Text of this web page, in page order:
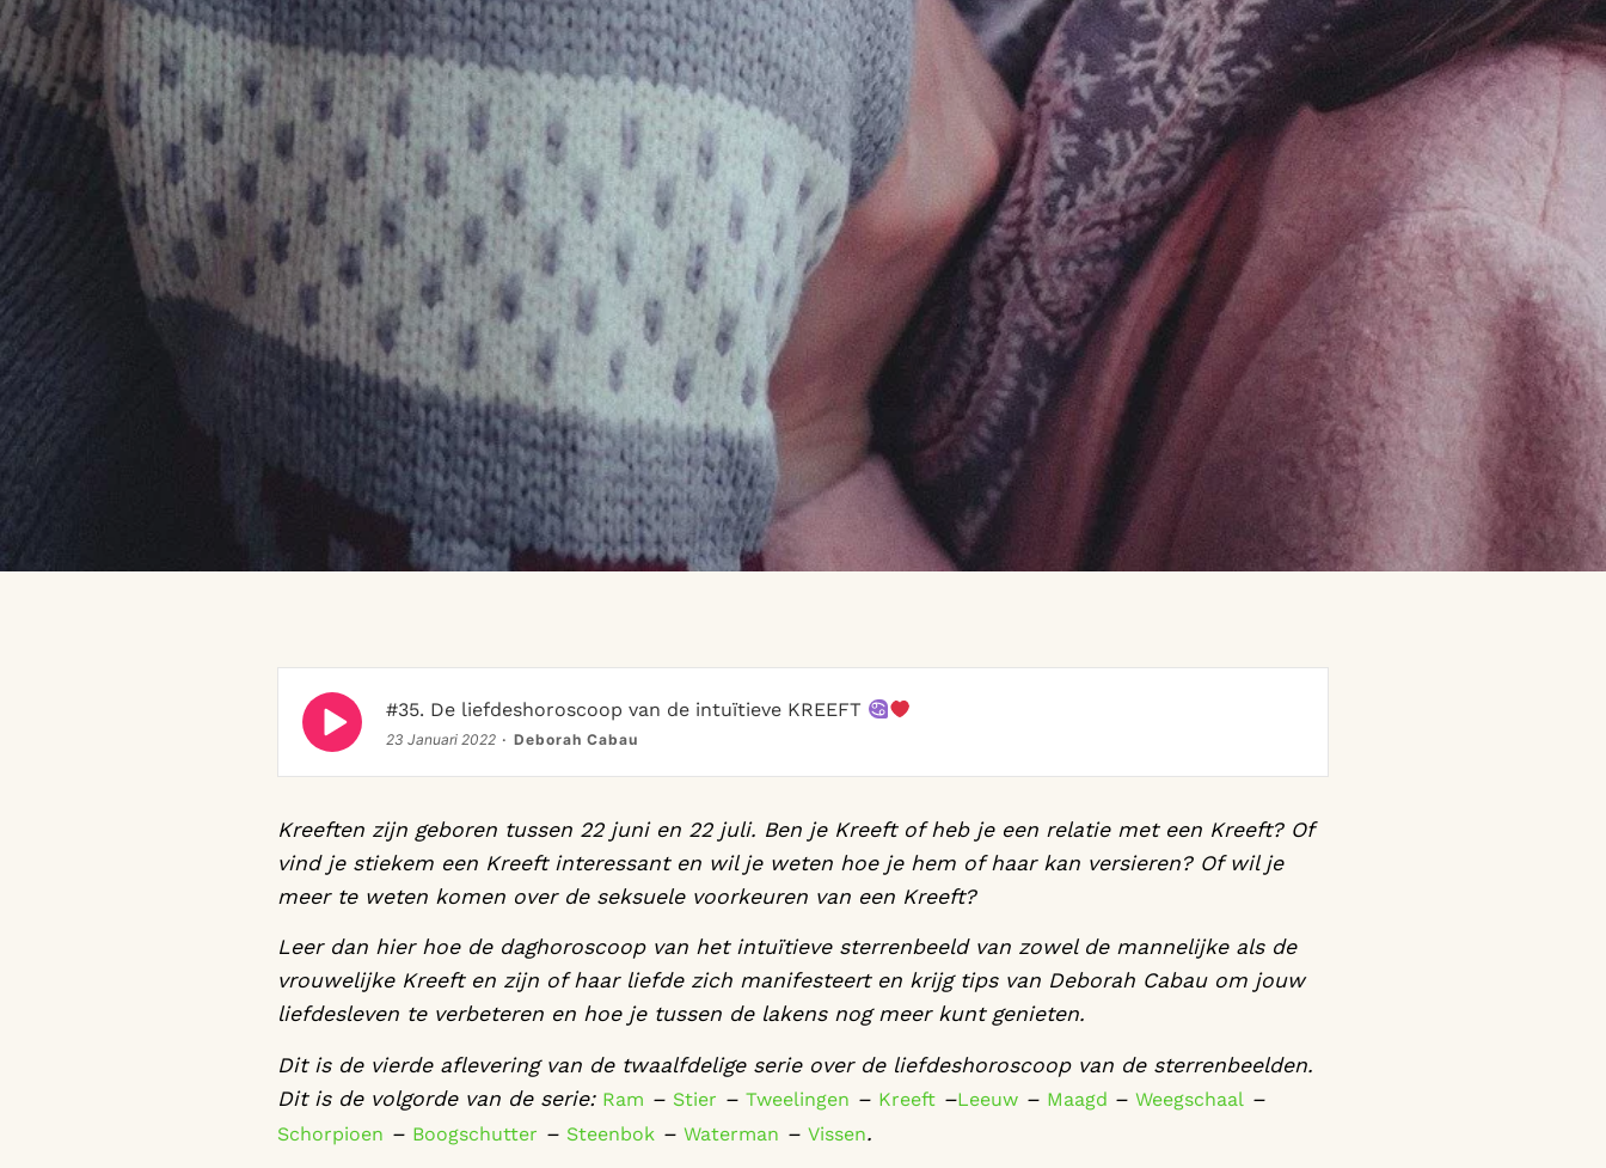
Episode
play
icon
#35. De liefdeshoroscoop van de intuïtieve KREEFT
23 Januari 2022 Deborah Cabau
Kreeften zijn geboren tussen 22 juni en 22 juli. Ben je Kreeft of heb je een relatie met een Kreeft? Of
vind je stiekem een Kreeft interessant en wil je weten hoe je hem of haar kan versieren? Of wil je
meer te weten komen over de seksuele voorkeuren van een Kreeft?
Leer dan hier hoe de daghoroscoop van het intuïtieve sterrenbeeld van zowel de mannelijke als de
vrouwelijke Kreeft en zijn of haar liefde zich manifesteert en krijg tips van Deborah Cabau om jouw
liefdesleven te verbeteren en hoe je tussen de lakens nog meer kunt genieten.
Dit is de vierde aflevering van de twaalfdelige serie over de liefdeshoroscoop van de sterrenbeelden.
Dit is de volgorde van de serie: Ram – Stier – Tweelingen – Kreeft –Leeuw – Maagd – Weegschaal –
Schorpioen – Boogschutter – Steenbok – Waterman – Vissen.